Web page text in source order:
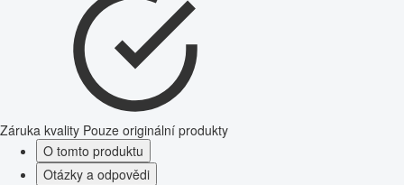
Záruka kvality Pouze originální produkty
O tomto produktu
Otázky a odpovědi